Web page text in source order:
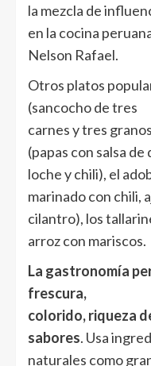
la mezcla de
en la cocina
Nelson Rafael.
Otros platos
(sancocho de tres
carnes y tres
(papas con salsa de
loche y chili), el
marinado con chili,
cilantro), los
arroz con mariscos.
La gastronomía
frescura,
colorido, riqueza
sabores. Usa
naturales como